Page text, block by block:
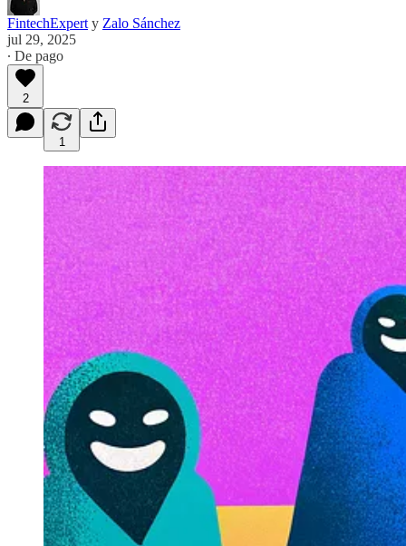
FintechExpert y Zalo Sánchez
jul 29, 2025
∙ De pago
2
1